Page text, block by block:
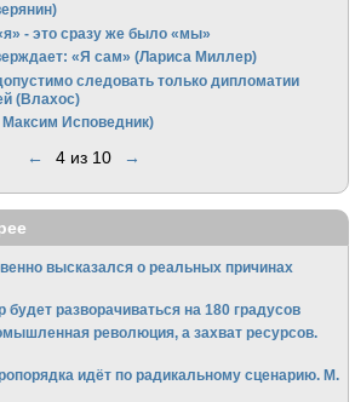
- это сразу же было «мы»
«Я сам» (Лариса Миллер)
следовать только дипломатии
(Влахос)
Исповедник)
← 4 из 10 →
высказался о реальных причинах
будет разворачиваться на 180 градусов
революция, а захват ресурсов.
идёт по радикальному сценарию. М.